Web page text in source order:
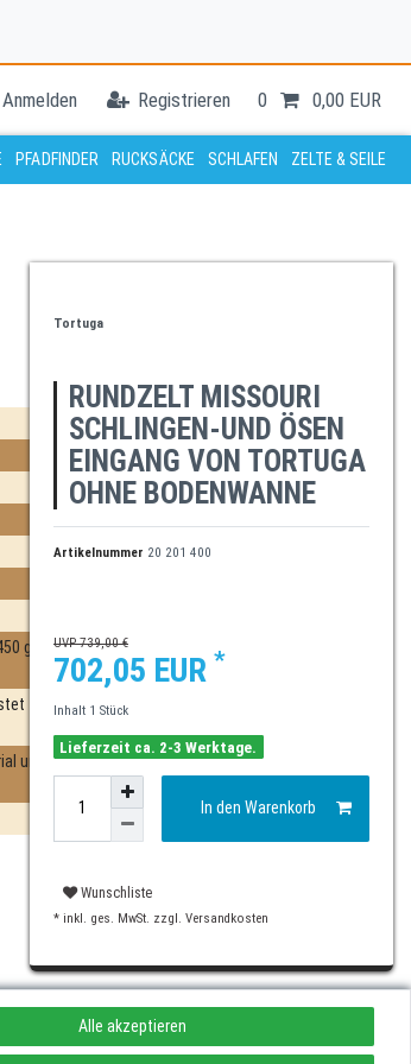
Anmelden Registrieren 0 0,00 EUR
PFADFINDER RUCKSÄCKE SCHLAFEN ZELTE & SEILE
g/m2
und
Tortuga
RUNDZELT MISSOURI
SCHLINGEN-UND ÖSEN
EINGANG VON TORTUGA
OHNE BODENWANNE
Artikelnummer 20 201 400
UVP 739,00 €
702,05 EUR *
Inhalt 1 Stück
Lieferzeit ca. 2-3 Werktage.
In den Warenkorb
Wunschliste
* inkl. ges. MwSt. zzgl. Versandkosten
Alle akzeptieren